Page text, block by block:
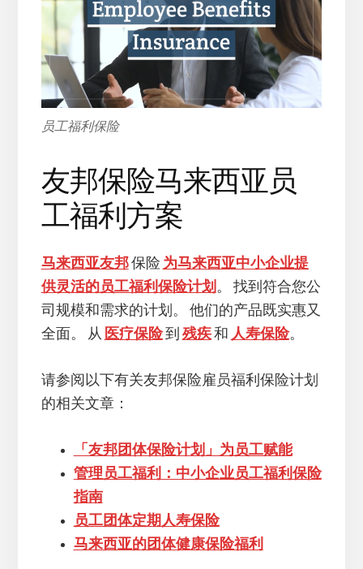
员工福利保险
友邦保险马来西亚员
工福利方案
马来西亚友邦保险 为马来西亚中小企业提
供灵活的员工福利保险计划 。 找到符合您公
司规模和需求的计划。 他们的产品既实惠又
全面。 从 医疗保险到 残疾和 人寿保险。
请参阅以下有关友邦保险雇员福利保险计划
的相关文章：
「友邦团体保险计划」为员工赋能
管理员工福利：中小企业员工福利保险
指南
员工团体定期人寿保险
马来西亚的团体健康保险福利